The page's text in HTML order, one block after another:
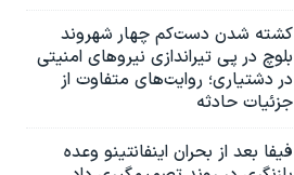
کشته شدن دست‌کم چهار شهروند
بلوچ در پی تیراندازی نیروهای امنیتی
در دشتیاری؛ روایت‌های متفاوت از
جزئیات حادثه
فیفا بعد از بحران اینفانتینو وعده